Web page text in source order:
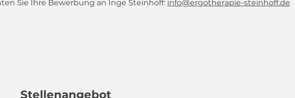
Sie Ihre Bewerbung an Inge Steinhoff: info@ergotherapie-steinhoff.de
Stellenangebot